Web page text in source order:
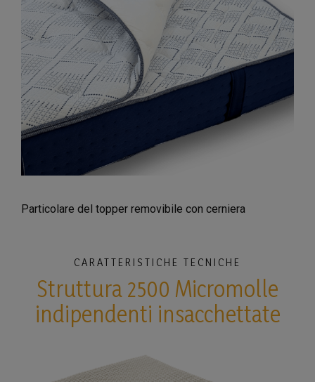
Particolare del topper removibile con cerniera
CARATTERISTICHE TECNICHE
Struttura 2500 Micromolle
indipendenti insacchettate